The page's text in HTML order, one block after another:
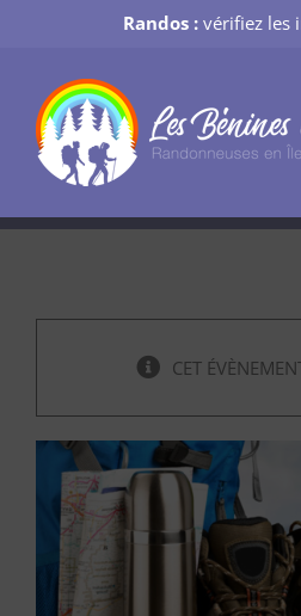
Randos : vérifiez les
contenu
CET